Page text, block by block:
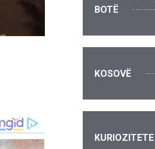
BOTË
KOSOVË
KURIOZITETE